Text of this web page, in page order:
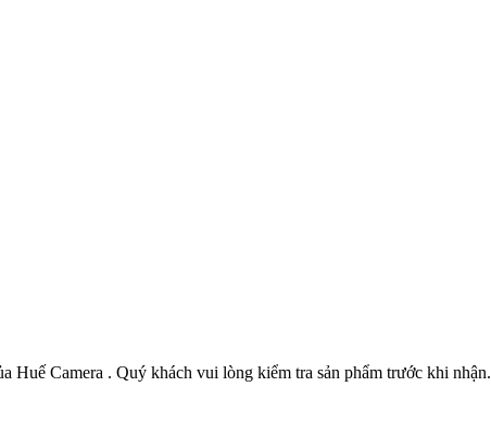
Huế Camera . Quý khách vui lòng kiểm tra sản phẩm trước khi nhận.